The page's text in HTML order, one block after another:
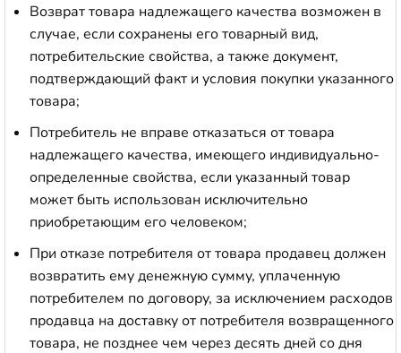
Возврат товара надлежащего качества возможен в
случае, если сохранены его товарный вид,
потребительские свойства, а также документ,
подтверждающий факт и условия покупки указанного
товара;
Потребитель не вправе отказаться от товара
надлежащего качества, имеющего индивидуально-
определенные свойства, если указанный товар
может быть использован исключительно
приобретающим его человеком;
При отказе потребителя от товара продавец должен
возвратить ему денежную сумму, уплаченную
потребителем по договору, за исключением расходов
продавца на доставку от потребителя возвращенного
товара, не позднее чем через десять дней со дня